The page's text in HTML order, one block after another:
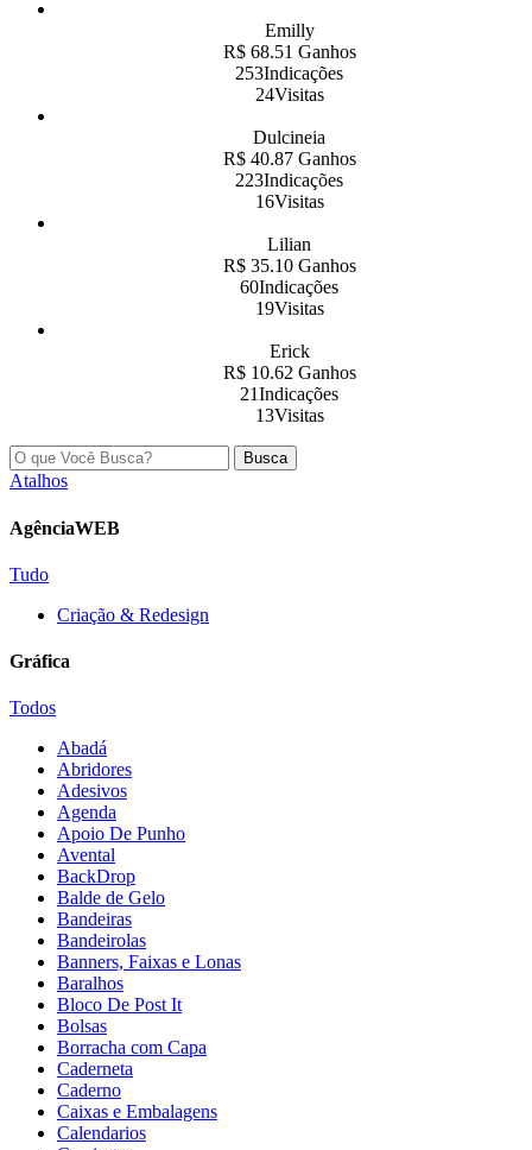
Emilly
R$ 68.51 Ganhos
253Indicações
24Visitas
Dulcineia
R$ 40.87 Ganhos
223Indicações
16Visitas
Lilian
R$ 35.10 Ganhos
60Indicações
19Visitas
Erick
R$ 10.62 Ganhos
21Indicações
13Visitas
Busca
Atalhos
AgênciaWEB
Tudo
Criação & Redesign
Gráfica
Todos
Abadá
Abridores
Adesivos
Agenda
Apoio De Punho
Avental
BackDrop
Balde de Gelo
Bandeiras
Bandeirolas
Banners, Faixas e Lonas
Baralhos
Bloco De Post It
Bolsas
Borracha com Capa
Caderneta
Caderno
Caixas e Embalagens
Calendarios